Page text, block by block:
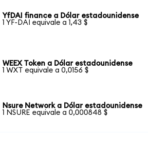
YfDAI finance a Dólar estadounidense
1 YF-DAI equivale a 1,43 $
WEEX Token a Dólar estadounidense
1 WXT equivale a 0,0156 $
Nsure Network a Dólar estadounidense
1 NSURE equivale a 0,000848 $